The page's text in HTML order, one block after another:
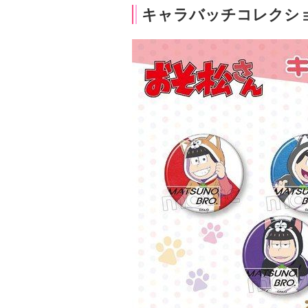
キャラバッチコレクシ